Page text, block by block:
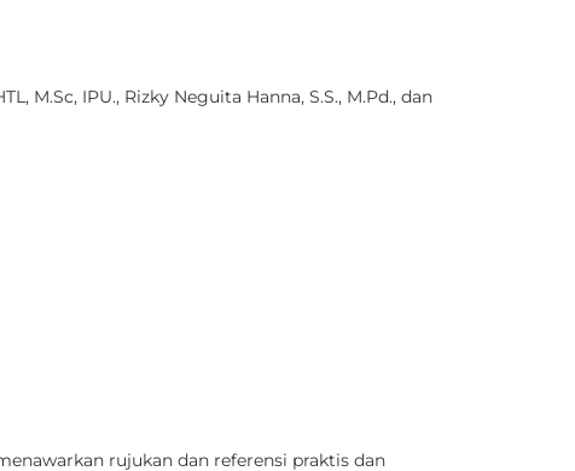
IPU., Rizky Neguita Hanna, S.S., M.Pd., dan
rujukan dan referensi praktis dan